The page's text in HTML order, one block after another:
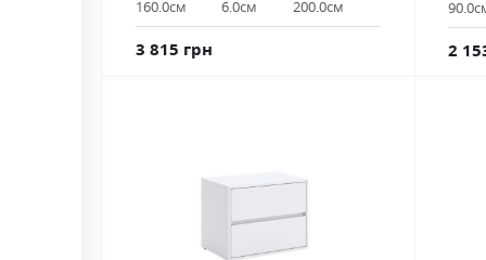
160.0см 6.0см 200.0см
3 815 грн 2